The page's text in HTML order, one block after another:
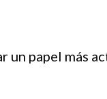
un papel más